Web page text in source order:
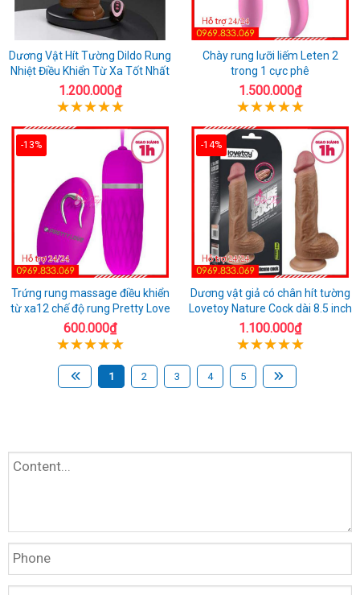
Dương Vật Hít Tường Dildo Rung
Nhiệt Điều Khiển Từ Xa Tốt Nhất
1.200.000₫
Chày rung lưỡi liếm Leten 2
trong 1 cực phê
1.500.000₫
-13%
Trứng rung massage điều khiển
từ xa12 chế độ rung Pretty Love
600.000₫
-14%
Dương vật giả có chân hít tường
Lovetoy Nature Cock dài 8.5 inch
1.100.000₫
1 2 3 4 5